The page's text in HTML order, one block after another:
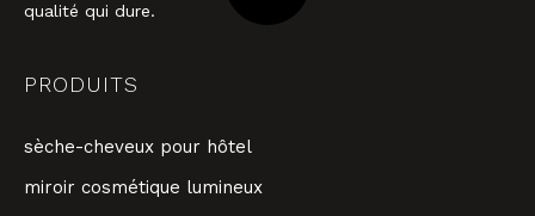
qualité qui dure.
PRODUITS
sèche-cheveux pour hôtel
miroir cosmétique lumineux